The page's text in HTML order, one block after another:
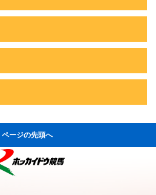
ページの先頭へ